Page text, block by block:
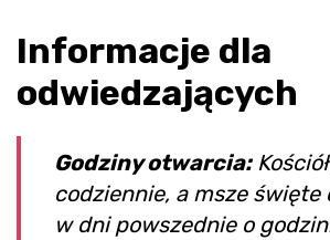
Informacje dla
odwiedzających
Godziny otwarcia:
codziennie, a msze święte
w dni powszednie o